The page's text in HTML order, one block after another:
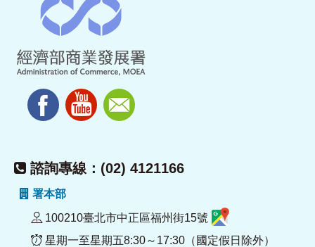
諮詢專線：(02) 4121166
署本部
100210臺北市中正區福州街15號
星期一至星期五8:30～17:30（國定假日除外）